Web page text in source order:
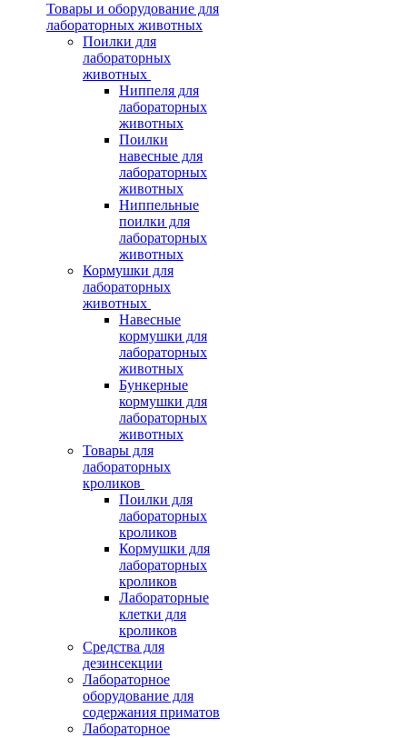
Товары и оборудование для
лабораторных животных
Поилки для
лабораторных
животных
Ниппеля для
лабораторных
животных
Поилки
навесные для
лабораторных
животных
Ниппельные
поилки для
лабораторных
животных
Кормушки для
лабораторных
животных
Навесные
кормушки для
лабораторных
животных
Бункерные
кормушки для
лабораторных
животных
Товары для
лабораторных
кроликов
Поилки для
лабораторных
кроликов
Кормушки для
лабораторных
кроликов
Лабораторные
клетки для
кроликов
Средства для
дезинсекции
Лабораторное
оборудование для
содержания приматов
Лабораторное